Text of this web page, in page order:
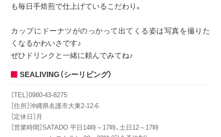
も毎日手焙煎で仕上げているこだわり。
カップにドーナツがのっかって出てくる姿は写真を撮りた
くなるかわいさです♪
ぜひドリンクと一緒に頼んでみてね♪
SEALIVING（シーリビング）
［TEL］0980‐43‐8275
［住所］沖縄県名護市大東2‐12‐6
［定休日］月
［営業時間］SATADO 平日14時～17時、土日12～17時